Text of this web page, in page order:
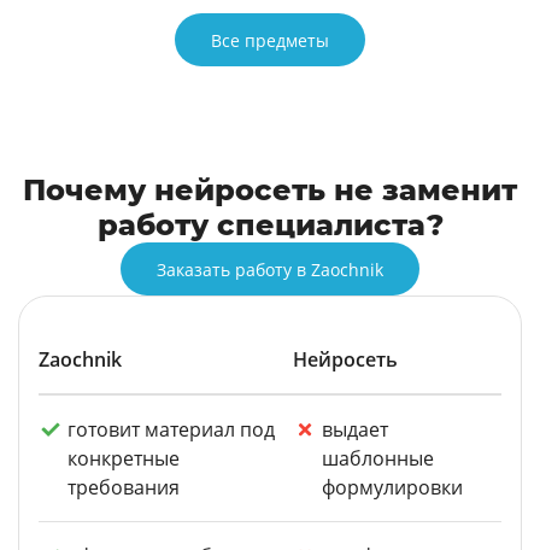
Все предметы
Почему нейросеть не заменит
работу специалиста?
Заказать работу в Zaochnik
Zaochnik Нейросеть
готовит материал под
конкретные
требования
выдает
шаблонные
формулировки